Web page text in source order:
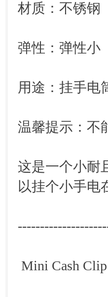
材质：不锈钢
弹性：弹性小
用途：挂手电
温馨提示：不
这是一个小耐
以挂个小手电
Mini Cash Clip